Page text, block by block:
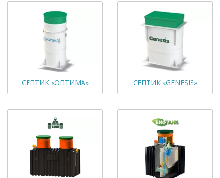
СЕПТИК «ОПТИМА» СЕПТИК «GENESIS»